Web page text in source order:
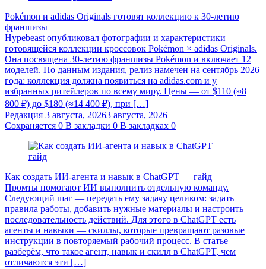
Pokémon и adidas Originals готовят коллекцию к 30-летию
франшизы
Hypebeast опубликовал фотографии и характеристики
готовящейся коллекции кроссовок Pokémon × adidas Originals.
Она посвящена 30-летию франшизы Pokémon и включает 12
моделей. По данным издания, релиз намечен на сентябрь 2026
года: коллекция должна появиться на adidas.com и у
избранных ритейлеров по всему миру. Цены — от $110 (≈8
800 ₽) до $180 (≈14 400 ₽), при […]
Редакция 3 августа, 20263 августа, 2026
Сохраняется 0 В закладки 0 В закладках 0
Как создать ИИ-агента и навык в ChatGPT — гайд
Промты помогают ИИ выполнить отдельную команду.
Следующий шаг — передать ему задачу целиком: задать
правила работы, добавить нужные материалы и настроить
последовательность действий. Для этого в ChatGPT есть
агенты и навыки — скиллы, которые превращают разовые
инструкции в повторяемый рабочий процесс. В статье
разберём, что такое агент, навык и скилл в ChatGPT, чем
отличаются эти […]